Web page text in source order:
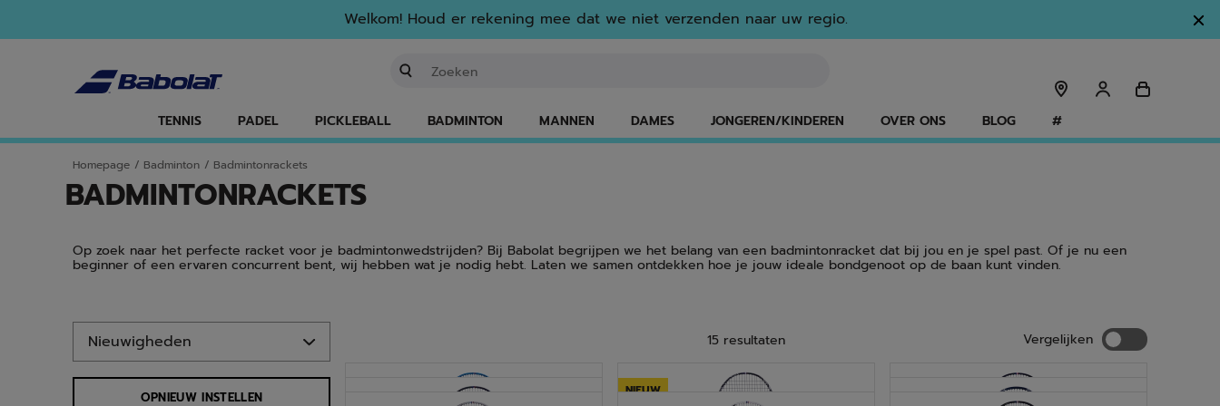
Welkom! Houd er rekening mee dat we niet verzenden naar uw regio.
TENNIS PADEL PICKLEBALL BADMINTON MANNEN DAMES JONGEREN/KINDEREN OVER ONS BLOG #
Homepage / Badminton / Badmintonrackets
BADMINTONRACKETS
Op zoek naar het perfecte racket voor je badmintonwedstrijden? Bij Babolat begrijpen we het belang van een badmintonracket dat bij jou en je spel past. Of je nu een
beginner of een ervaren concurrent bent, wij hebben wat je nodig hebt. Laten we samen ontdekken hoe je jouw ideale bondgenoot op de baan kunt vinden.
Ga naar producten
15 resultaten
OPNIEUW INSTELLEN
Vergelijken Vergelijken
NIEUW
Vind een racket